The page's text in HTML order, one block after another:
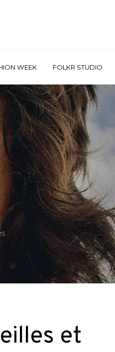
WEEK FOLKR STUDIO
et